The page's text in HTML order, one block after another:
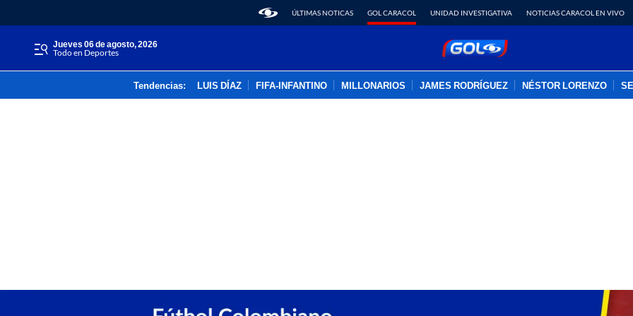
ÚLTIMAS NOTICAS GOL CARACOL UNIDAD INVESTIGATIVA NOTICIAS CARACOL EN VIVO
jueves 06 de agosto, 2026
Todo en Deportes
Tendencias: LUIS DÍAZ FIFA-INFANTINO MILLONARIOS JAMES RODRÍGUEZ NÉSTOR LORENZO